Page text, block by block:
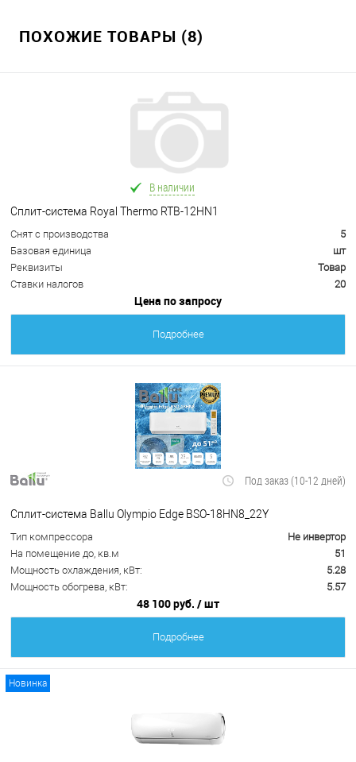
ПОХОЖИЕ ТОВАРЫ (8)
В наличии
Сплит-система Royal Thermo RTB-12HN1
Снят с производства
5
Базовая единица
шт
Реквизиты
Товар
Ставки налогов
20
Цена по запросу
Подробнее
Под заказ (10-12 дней)
Сплит-система Ballu Olympio Edge BSO-18HN8_22Y
Тип компрессора
Не инвертор
На помещение до, кв.м
51
Мощность охлаждения, кВт:
5.28
Мощность обогрева, кВт:
5.57
48 100 руб. / шт
Подробнее
Новинка